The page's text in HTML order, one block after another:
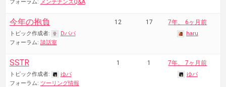
フォーラム: メンテナンスQ&A
今年の抱負
トピック作成者:
Dパパ
フォーラム: 談話室
12 17 7年、 6ヶ月前
haru
SSTR
トピック作成者:
ゆパ
フォーラム: ツーリング情報
1 1 7年、 7ヶ月前
ゆパ